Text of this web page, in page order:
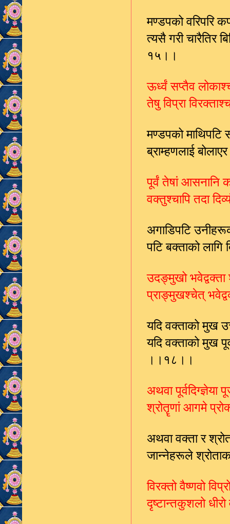
मण्डपको वरिपरि
त्यसै गरी चारैतिर
१५।।
ऊर्ध्वं सप्तैव
तेषु विप्रा
मण्डपको माथिपटि
ब्राम्हणलाई
पूर्वं तेषां आसनानि
वक्तुश्चापि तदा
अगाडिपटि
पटि बक्ताको
उदङ्मुखो
प्राङ्मुखश्चेत्
यदि वक्ताको मुख
यदि वक्ताको मुख
।।१८।।
अथवा
श्रोतॄणां आगमे
अथवा वक्ता र
जान्नेहरूले
विरक्तो वैष्णवो
दृष्टान्तकुशलो